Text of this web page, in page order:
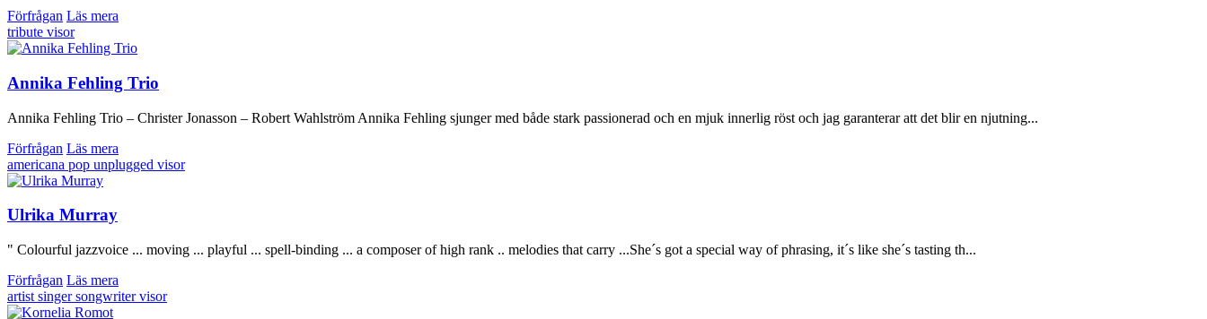
Förfrågan Läs mera
tribute visor
Annika Fehling Trio
Annika Fehling Trio – Christer Jonasson – Robert Wahlström Annika Fehling sjunger med både stark passionerad och en mjuk innerlig röst och jag garanterar att det blir en njutning...
Förfrågan Läs mera
americana pop unplugged visor
Ulrika Murray
" Colourful jazzvoice ... moving ... playful ... spell-binding ... a composer of high rank .. melodies that carry ...She´s got a special way of phrasing, it´s like she´s tasting th...
Förfrågan Läs mera
artist singer songwritervisor